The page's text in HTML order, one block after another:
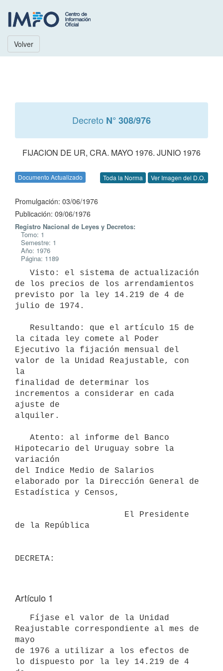
Volver
Decreto N° 308/976
FIJACION DE UR, CRA. MAYO 1976. JUNIO 1976
Documento Actualizado Toda la Norma Ver Imagen del D.O.
Promulgación: 03/06/1976
Publicación: 09/06/1976
Registro Nacional de Leyes y Decretos:
Tomo: 1
Semestre: 1
Año: 1976
Página: 1189
de los precios de los arrendamientos
previsto por la ley 14.219 de 4 de
julio de 1974.
la citada ley comete al Poder
Ejecutivo la fijación mensual del
valor de la Unidad Reajustable, con
la
finalidad de determinar los
incrementos a considerar en cada
ajuste de
alquiler.
Hipotecario del Uruguay sobre la
variación
del Indice Medio de Salarios
elaborado por la Dirección General de
Estadística y Censos,
de la República
Artículo 1
Reajustable correspondiente al mes de
mayo
de 1976 a utilizar a los efectos de
lo dispuesto por la ley 14.219 de 4